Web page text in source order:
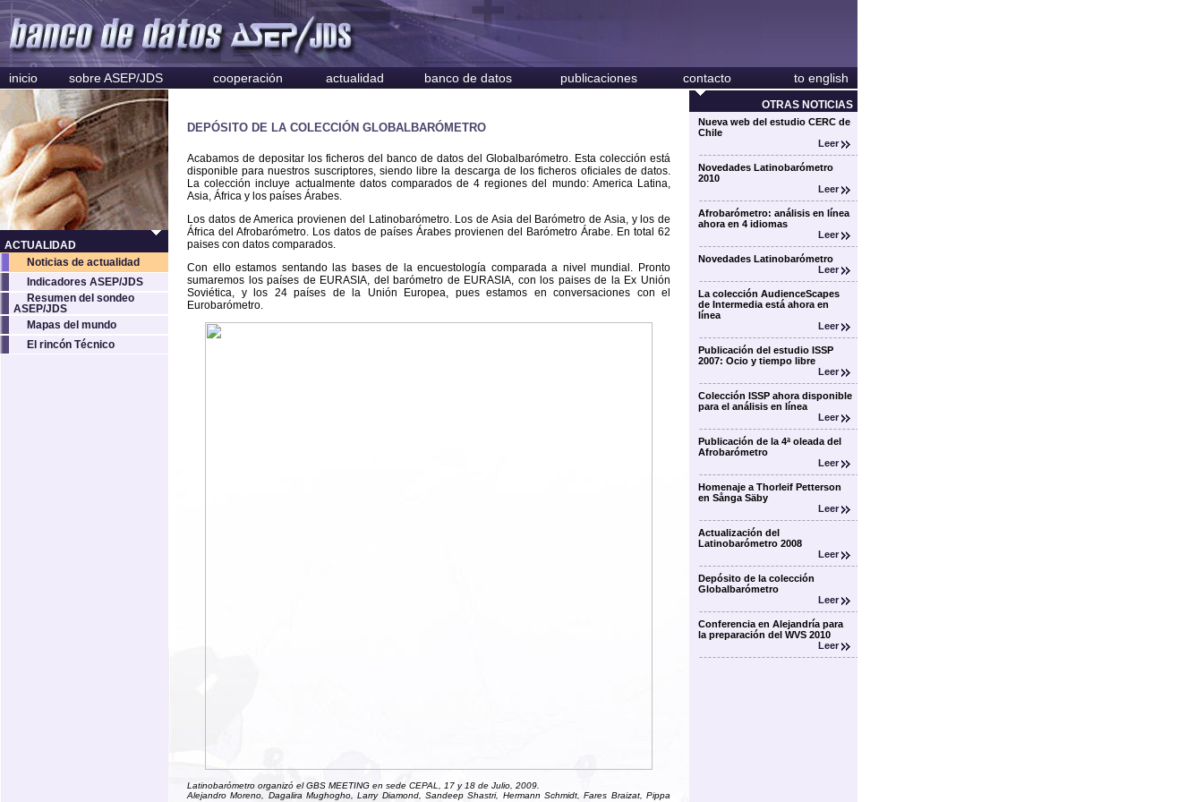
inicio sobre ASEP/JDS cooperación actualidad banco de datos publicaciones contacto to english
ACTUALIDAD
Noticias de actualidad
Indicadores ASEP/JDS
Resumen del sondeo
ASEP/JDS
Mapas del mundo
El rincón Técnico
DEPÓSITO DE LA COLECCIÓN GLOBALBARÓMETRO
Acabamos de depositar los ficheros del banco de datos del Globalbarómetro. Esta colección está
disponible para nuestros suscriptores, siendo libre la descarga de los ficheros oficiales de datos.
La colección incluye actualmente datos comparados de 4 regiones del mundo: America Latina,
Asia, África y los países Árabes.
Los datos de America provienen del Latinobarómetro. Los de Asia del Barómetro de Asia, y los de
África del Afrobarómetro. Los datos de países Árabes provienen del Barómetro Árabe. En total 62
paises con datos comparados.
Con ello estamos sentando las bases de la encuestología comparada a nivel mundial. Pronto
sumaremos los países de EURASIA, del barómetro de EURASIA, con los paises de la Ex Unión
Soviética, y los 24 países de la Unión Europea, pues estamos en conversaciones con el
Eurobarómetro.
Latinobarómetro organizó el GBS MEETING en sede CEPAL, 17 y 18 de Julio, 2009.
Alejandro Moreno, Dagalira Mughogho, Larry Diamond, Sandeep Shastri, Hermann Schmidt, Fares Braizat, Pippa
OTRAS NOTICIAS
Nueva web del estudio CERC de
Chile
Leer
Novedades Latinobarómetro
2010
Leer
Afrobarómetro: análisis en línea
ahora en 4 idiomas
Leer
Novedades Latinobarómetro
Leer
La colección AudienceScapes
de Intermedia está ahora en
línea
Leer
Publicación del estudio ISSP
2007: Ocio y tiempo libre
Leer
Colección ISSP ahora disponible
para el análisis en línea
Leer
Publicación de la 4ª oleada del
Afrobarómetro
Leer
Homenaje a Thorleif Petterson
en Sånga Säby
Leer
Actualización del
Latinobarómetro 2008
Leer
Depósito de la colección
Globalbarómetro
Leer
Conferencia en Alejandría para
la preparación del WVS 2010
Leer